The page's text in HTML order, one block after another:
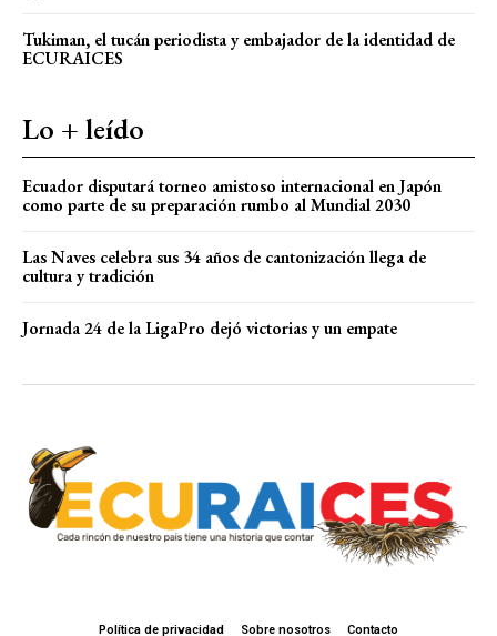
Tukiman, el tucán periodista y embajador de la identidad de
ECURAICES
Lo + leído
Ecuador disputará torneo amistoso internacional en Japón
como parte de su preparación rumbo al Mundial 2030
Las Naves celebra sus 34 años de cantonización llega de
cultura y tradición
Jornada 24 de la LigaPro dejó victorias y un empate
Política de privacidad Sobre nosotros Contacto